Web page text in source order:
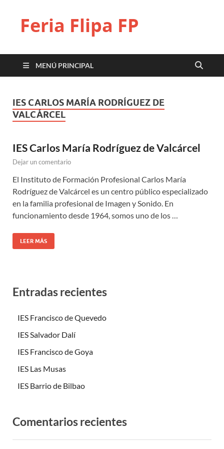
Feria Flipa FP
MENÚ PRINCIPAL
IES CARLOS MARÍA RODRÍGUEZ DE
VALCÁRCEL
IES Carlos María Rodríguez de Valcárcel
Dejar un comentario
El Instituto de Formación Profesional Carlos María
Rodríguez de Valcárcel es un centro público especializado
en la familia profesional de Imagen y Sonido. En
funcionamiento desde 1964, somos uno de los …
LEER MÁS
Entradas recientes
IES Francisco de Quevedo
IES Salvador Dalí
IES Francisco de Goya
IES Las Musas
IES Barrio de Bilbao
Comentarios recientes